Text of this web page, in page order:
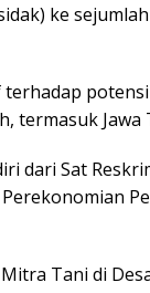
ke
termasuk Jawa
dari Sat
Tani di